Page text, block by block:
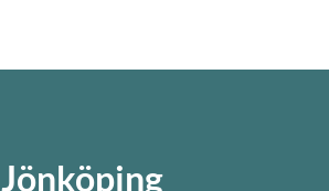
Jönköping